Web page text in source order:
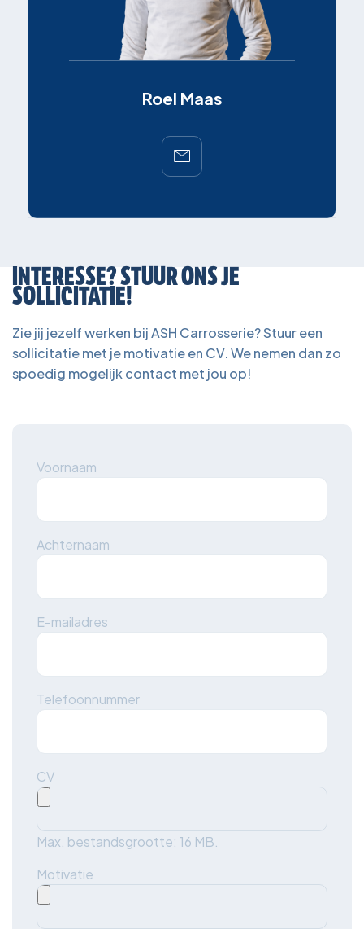
Roel Maas
INTERESSE? STUUR ONS JE
SOLLICITATIE!
Zie jij jezelf werken bij ASH Carrosserie? Stuur een
sollicitatie met je motivatie en CV. We nemen dan zo
spoedig mogelijk contact met jou op!
Voornaam
Achternaam
E-mailadres
Telefoonnummer
CV
Max. bestandsgrootte: 16 MB.
Motivatie